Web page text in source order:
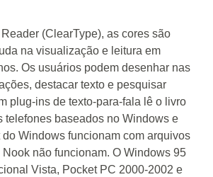
(ClearType), as cores são
na visualização e leitura em
Os usuários podem desenhar nas
destacar texto e pesquisar
plug-ins de texto-para-fala lê o livro
telefones baseados no Windows e
Windows funcionam com arquivos
Nook não funcionam. O Windows 95
Vista, Pocket PC 2000-2002 e